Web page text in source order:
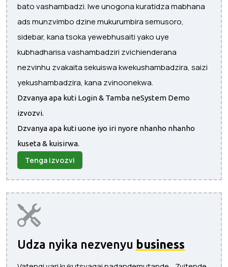
bato vashambadzi. Iwe unogona kuratidza mabhana
ads munzvimbo dzine mukurumbira semusoro,
sidebar, kana tsoka yewebhusaiti yako uye
kubhadharisa vashambadziri zvichienderana
nezvinhu zvakaita sekuiswa kwekushambadzira, saizi
yekushambadzira, kana zvinoonekwa.
Dzvanya apa kuti Login & Tamba neSystem Demo
izvozvi.
Dzvanya apa kuti uone iyo iri nyore nhanho nhanho
kuseta & kuisirwa.
Tenga izvozvi
Udza nyika nezvenyu business